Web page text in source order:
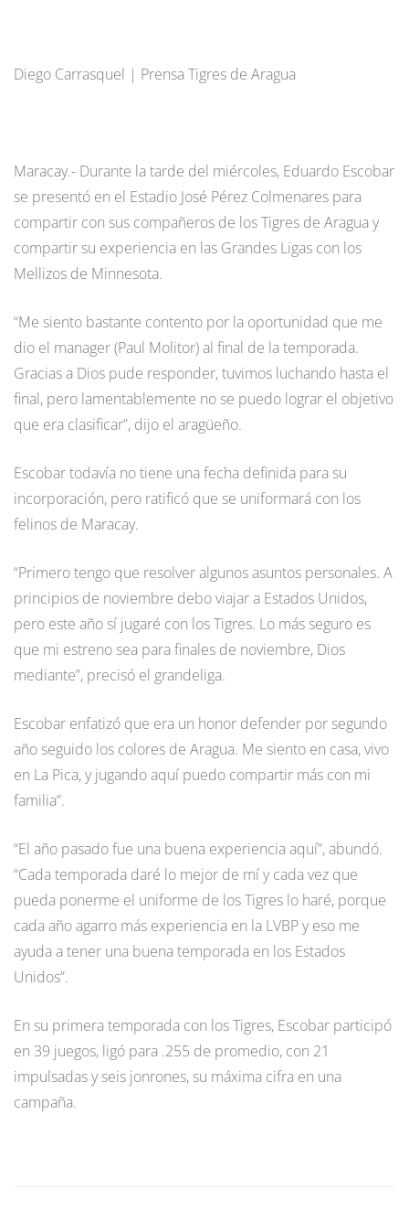
Diego Carrasquel | Prensa Tigres de Aragua
Maracay.- Durante la tarde del miércoles, Eduardo Escobar
se presentó en el Estadio José Pérez Colmenares para
compartir con sus compañeros de los Tigres de Aragua y
compartir su experiencia en las Grandes Ligas con los
Mellizos de Minnesota.
“Me siento bastante contento por la oportunidad que me
dio el manager (Paul Molitor) al final de la temporada.
Gracias a Dios pude responder, tuvimos luchando hasta el
final, pero lamentablemente no se puedo lograr el objetivo
que era clasificar”, dijo el aragüeño.
Escobar todavía no tiene una fecha definida para su
incorporación, pero ratificó que se uniformará con los
felinos de Maracay.
“Primero tengo que resolver algunos asuntos personales. A
principios de noviembre debo viajar a Estados Unidos,
pero este año sí jugaré con los Tigres. Lo más seguro es
que mi estreno sea para finales de noviembre, Dios
mediante”, precisó el grandeliga.
Escobar enfatizó que era un honor defender por segundo
año seguido los colores de Aragua. Me siento en casa, vivo
en La Pica, y jugando aquí puedo compartir más con mi
familia”.
“El año pasado fue una buena experiencia aquí”, abundó.
“Cada temporada daré lo mejor de mí y cada vez que
pueda ponerme el uniforme de los Tigres lo haré, porque
cada año agarro más experiencia en la LVBP y eso me
ayuda a tener una buena temporada en los Estados
Unidos”.
En su primera temporada con los Tigres, Escobar participó
en 39 juegos, ligó para .255 de promedio, con 21
impulsadas y seis jonrones, su máxima cifra en una
campaña.